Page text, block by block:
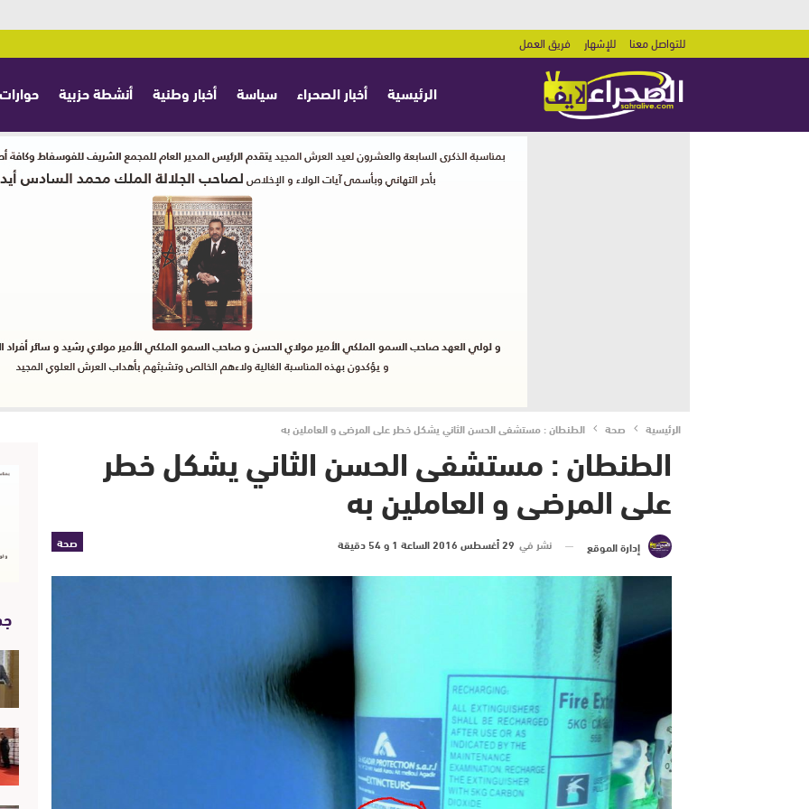
للتواصل معنا للإشهار فريق العمل
الرئيسية أخبار الصحراء سياسة أخبار وطنية أنشطة حزبية
الرئيسية صحة الطنطان : مستشفى الحسن الثاني يشكل خطر على المرضى و العاملين به
الطنطان : مستشفى الحسن الثاني يشكل خطر
على المرضى و العاملين به
صحة إدارة الموقع نشر في 29 أغسطس 2016 الساعة 1 و 54 دقيقة